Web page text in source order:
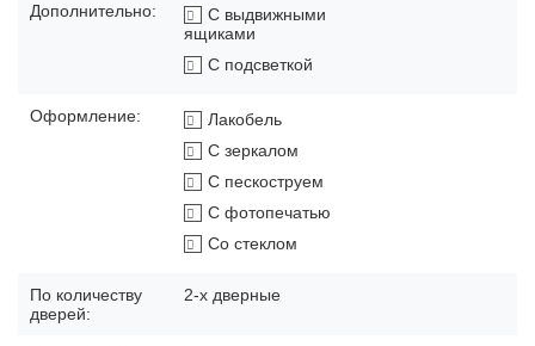
Дополнительно:
С выдвижными
ящиками
С подсветкой
Оформление:
Лакобель
С зеркалом
С пескоструем
С фотопечатью
Со стеклом
По количеству
дверей:
2-х дверные